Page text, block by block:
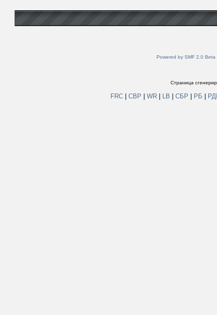
Powered by SMF 2.0 Beta
Страница
FRC СВР WR LB СБР РБ